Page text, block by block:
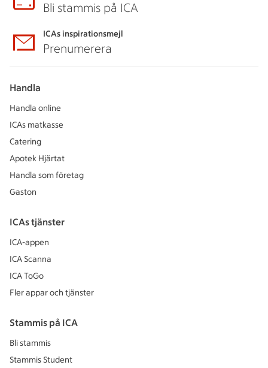
Bli stammis på ICA
ICAs inspirationsmejl
Prenumerera
Handla
Handla online
ICAs matkasse
Catering
Apotek Hjärtat
Handla som företag
Gaston
ICAs tjänster
ICA-appen
ICA Scanna
ICA ToGo
Fler appar och tjänster
Stammis på ICA
Bli stammis
Stammis Student